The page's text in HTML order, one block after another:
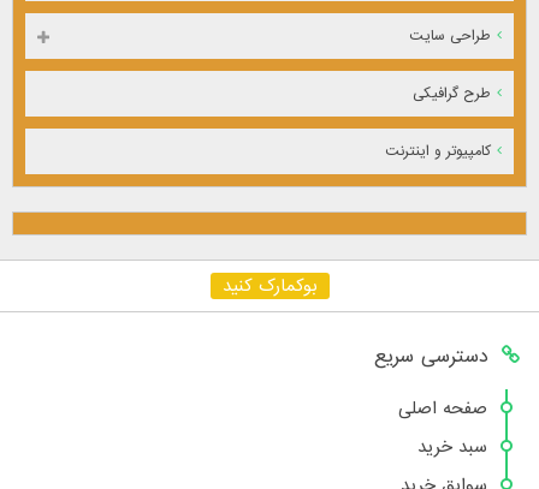
طراحی سایت
طرح گرافیکی
کامپیوتر و اینترنت
بوکمارک کنید
دسترسی سریع
صفحه اصلی
سبد خرید